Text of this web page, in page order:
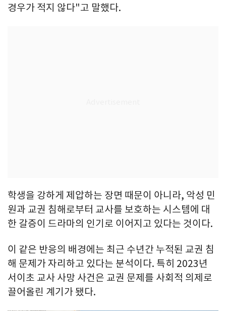
경우가 적지 않다"고 말했다.
학생을 강하게 제압하는 장면 때문이 아니라, 악성 민
원과 교권 침해로부터 교사를 보호하는 시스템에 대
한 갈증이 드라마의 인기로 이어지고 있다는 것이다.
이 같은 반응의 배경에는 최근 수년간 누적된 교권 침
해 문제가 자리하고 있다는 분석이다. 특히 2023년
서이초 교사 사망 사건은 교권 문제를 사회적 의제로
끌어올린 계기가 됐다.